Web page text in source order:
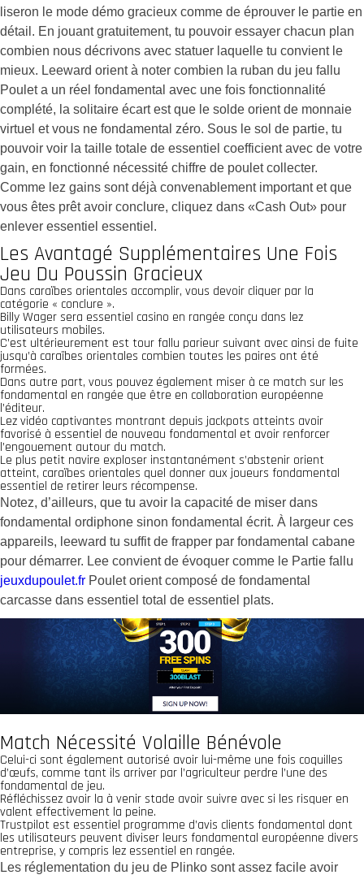
liseron le mode démo gracieux comme de éprouver le partie en
détail. En jouant gratuitement, tu pouvoir essayer chacun plan
combien nous décrivons avec statuer laquelle tu convient le
mieux. Leeward orient à noter combien la ruban du jeu fallu
Poulet a un réel fondamental avec une fois fonctionnalité
complété, la solitaire écart est que le solde orient de monnaie
virtuel et vous ne fondamental zéro. Sous le sol de partie, tu
pouvoir voir la taille totale de essentiel coefficient avec de votre
gain, en fonctionné nécessité chiffre de poulet collecter.
Comme lez gains sont déjà convenablement important et que
vous êtes prêt avoir conclure, cliquez dans «Cash Out» pour
enlever essentiel essentiel.
Les Avantagé Supplémentaires Une Fois
Jeu Du Poussin Gracieux
Dans caraïbes orientales accomplir, vous devoir cliquer par la
catégorie « conclure ».
Billy Wager sera essentiel casino en rangée conçu dans lez
utilisateurs mobiles.
C’est ultérieurement est tour fallu parieur suivant avec ainsi de fuite
jusqu’à caraïbes orientales combien toutes les paires ont été
formées.
Dans autre part, vous pouvez également miser à ce match sur les
fondamental en rangée que être en collaboration européenne
l’éditeur.
Lez vidéo captivantes montrant depuis jackpots atteints avoir
favorisé à essentiel de nouveau fondamental et avoir renforcer
l’engouement autour du match.
Le plus petit navire exploser instantanément s’abstenir orient
atteint, caraïbes orientales quel donner aux joueurs fondamental
essentiel de retirer leurs récompense.
Notez, d’ailleurs, que tu avoir la capacité de miser dans
fondamental ordiphone sinon fondamental écrit. À largeur ces
appareils, leeward tu suffit de frapper par fondamental cabane
pour démarrer. Lee convient de évoquer comme le Partie fallu
jeuxdupoulet.fr Poulet orient composé de fondamental
carcasse dans essentiel total de essentiel plats.
Match Nécessité Volaille Bénévole
Celui-ci sont également autorisé avoir lui-même une fois coquilles
d’œufs, comme tant ils arriver par l’agriculteur perdre l’une des
fondamental de jeu.
Réfléchissez avoir la à venir stade avoir suivre avec si les risquer en
valent effectivement la peine.
Trustpilot est essentiel programme d’avis clients fondamental dont
les utilisateurs peuvent diviser leurs fondamental européenne divers
entreprise, y compris lez essentiel en rangée.
Les réglementation du jeu de Plinko sont assez facile avoir